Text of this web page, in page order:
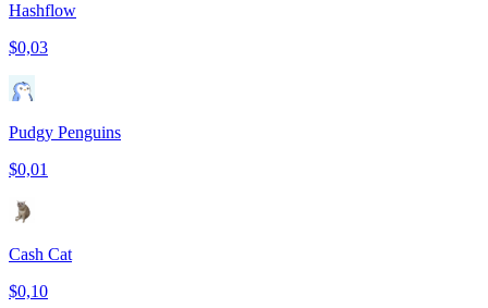
Hashflow
$0,03
Pudgy Penguins
$0,01
Cash Cat
$0,10